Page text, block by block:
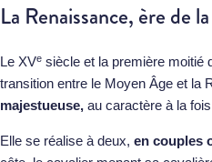
La Renaissance, ère de
Le XVe siècle et la première moitié
transition entre le Moyen Âge et la
majestueuse, au caractère à la
Elle se réalise à deux, en couples